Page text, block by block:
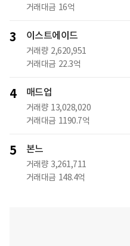
거래대금 16억
3 이스트에이드
거래량 2,620,951
거래대금 22.3억
4 매드업
거래량 13,028,020
거래대금 1190.7억
5 본느
거래량 3,261,711
거래대금 148.4억